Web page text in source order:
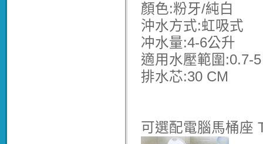
顏色:粉牙/純白
沖水方式:虹吸式
冲水量:4-6公升
適用水壓範圍:0.7-
排水芯:30 CM
可選配電腦馬桶座